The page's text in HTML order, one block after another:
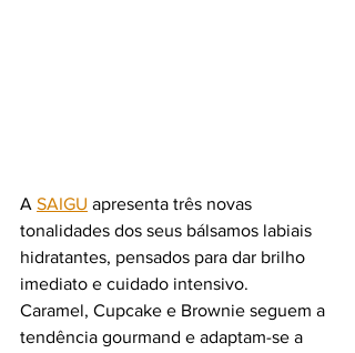
A SAIGU apresenta três novas
tonalidades dos seus bálsamos labiais
hidratantes, pensados para dar brilho
imediato e cuidado intensivo.
Caramel, Cupcake e Brownie seguem a
tendência gourmand e adaptam-se a